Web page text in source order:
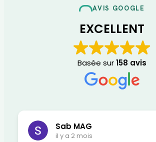
AVIS GOOGLE
EXCELLENT
Basée sur158 avis
Sab MAG
il y a 2 mois